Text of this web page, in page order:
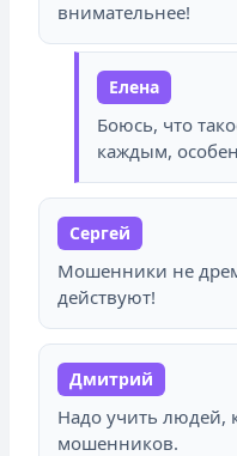
внимательнее!
Елена
Боюсь, что
каждым,
Сергей
Мошенники не
действуют!
Дмитрий
Надо учить людей,
мошенников.